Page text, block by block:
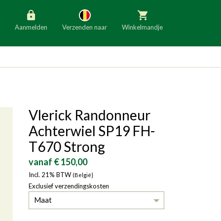
Aanmelden Verzenden naar
Slovenië Italië
Denemarken
Bulgarije
Winkelmandje
Vlerick Randonneur
Achterwiel SP19 FH-
T670 Strong
vanaf € 150,00
Incl. 21% BTW (België}
Exclusief verzendingskosten
Maat